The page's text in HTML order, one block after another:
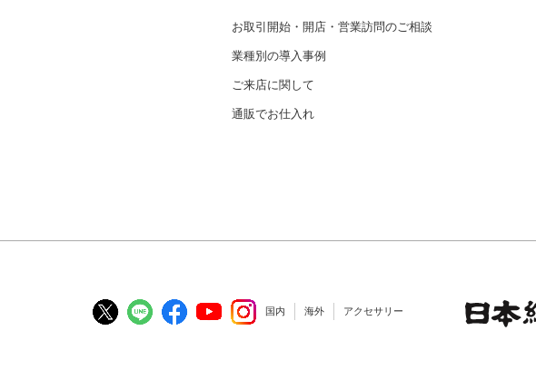
お取引開始・開店・営業訪問のご相談
業種別の導入事例
ご来店に関して
通販でお仕入れ
国内 海外 アクセサリー